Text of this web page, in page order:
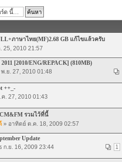
ภาษาไทย(MF)2.68 GB แก้ไขแล้วครับ
25, 2010 21:57
[2010/ENG/REPACK] (810MB)
พ.ย. 27, 2010 01:48
++_-
. 27, 2010 01:43
รวมไว้ที่นี้
» อาทิตย์ ต.ค. 18, 2009 02:57
Update
1
ก.ย. 16, 2009 23:44